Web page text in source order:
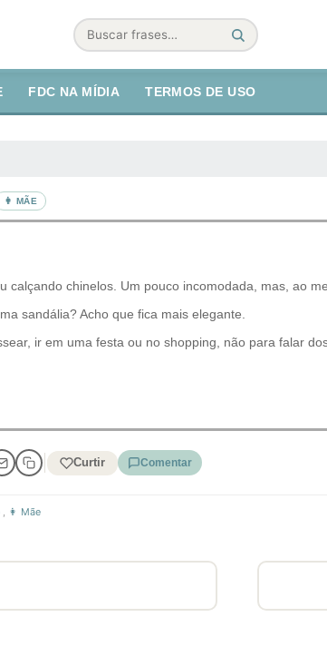
Buscar
FDC NA MÍDIA TERMOS DE USO
👩 MÃE
calçando chinelos. Um pouco incomodada, mas, ao
sandália? Acho que fica mais elegante.
ir em uma festa ou no shopping, não para falar
Curtir Comentar
, 👩 Mãe